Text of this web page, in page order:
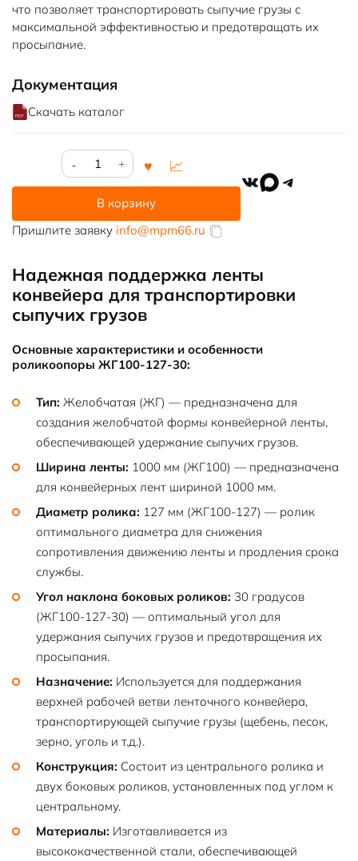
что позволяет транспортировать сыпучие грузы с
максимальной эффективностью и предотвращать их
просыпание.
Документация
Скачать каталог
Количество
товара
ЖГ100-
127-
В корзину
VKMAXTelegram
Пришлите заявку info@mpm66.ru
Надежная поддержка ленты
конвейера для транспортировки
сыпучих грузов
Основные характеристики и особенности
роликоопоры ЖГ100-127-30:
Тип: Желобчатая (ЖГ) — предназначена для
создания желобчатой формы конвейерной ленты,
обеспечивающей удержание сыпучих грузов.
Ширина ленты: 1000 мм (ЖГ100) — предназначена
для конвейерных лент шириной 1000 мм.
Диаметр ролика: 127 мм (ЖГ100-127) — ролик
оптимального диаметра для снижения
сопротивления движению ленты и продления срока
службы.
Угол наклона боковых роликов: 30 градусов
(ЖГ100-127-30) — оптимальный угол для
удержания сыпучих грузов и предотвращения их
просыпания.
Назначение: Используется для поддержания
верхней рабочей ветви ленточного конвейера,
транспортирующей сыпучие грузы (щебень, песок,
зерно, уголь и т.д.).
Конструкция: Состоит из центрального ролика и
двух боковых роликов, установленных под углом к
центральному.
Материалы: Изготавливается из
высококачественной стали, обеспечивающей